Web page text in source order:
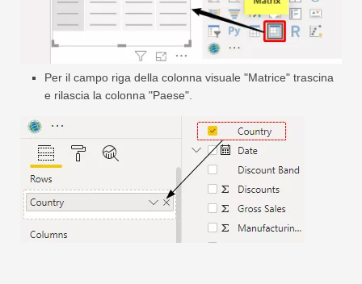
Per il campo riga della colonna visuale "Matrice" trascina
e rilascia la colonna "Paese".